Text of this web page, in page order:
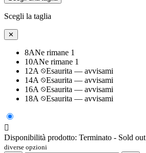
Scegli la taglia
✕
8ANe rimane 1
10ANe rimane 1
12A
Esaurita — avvisami
14A
Esaurita — avvisami
16A
Esaurita — avvisami
18A
Esaurita — avvisami

Disponibilità prodotto: Terminato - Sold out
diverse opzioni